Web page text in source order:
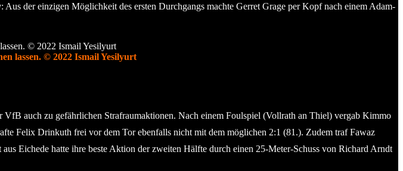
der einzigen Möglichkeit des ersten Durchgangs machte Gerret Grage per Kopf nach einem Adam-
lassen. © 2022 Ismail Yesilyurt
auch zu gefährlichen Strafraumaktionen. Nach einem Foulspiel (Vollrath an Thiel) vergab Kimmo
Felix Drinkuth frei vor dem Tor ebenfalls nicht mit dem möglichen 2:1 (81.). Zudem traf Fawaz
Eichede hatte ihre beste Aktion der zweiten Hälfte durch einen 25-Meter-Schuss von Richard Arndt